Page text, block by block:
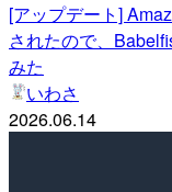
[アップデート]
されたので、
みた
いわさ
2026.06.14